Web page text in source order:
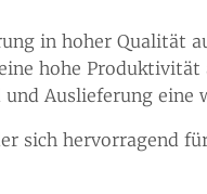
in hoher Qualität
hohe Produktivität
Auslieferung eine
sich hervorragend